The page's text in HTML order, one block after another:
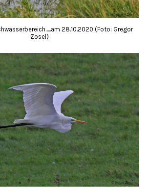
28.10.2020 (Foto: Gregor
Zosel)